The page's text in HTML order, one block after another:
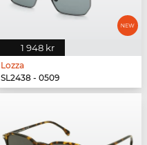
1 948 kr
Lozza
SL2438 - 0509